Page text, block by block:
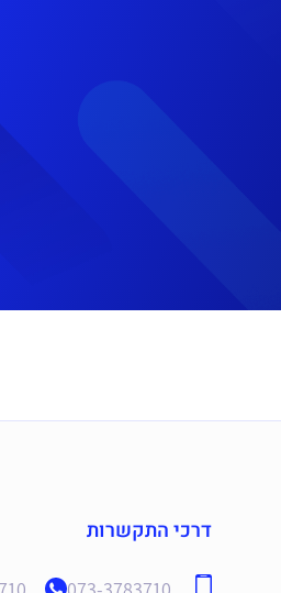
דרכי התקשרות